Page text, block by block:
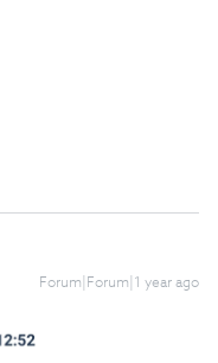
Forum|Forum|1 year ago